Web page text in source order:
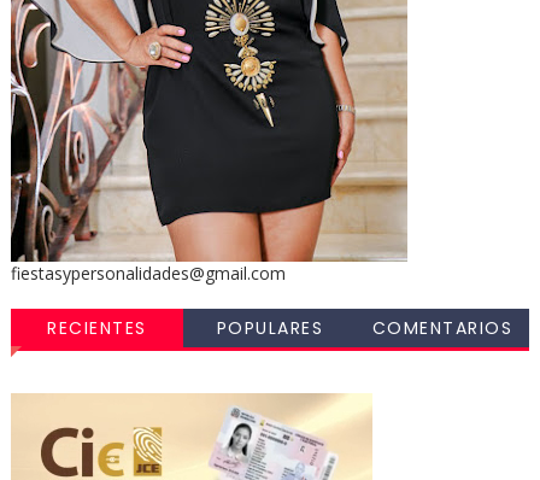
fiestasypersonalidades@gmail.com
RECIENTES POPULARES COMENTARIOS